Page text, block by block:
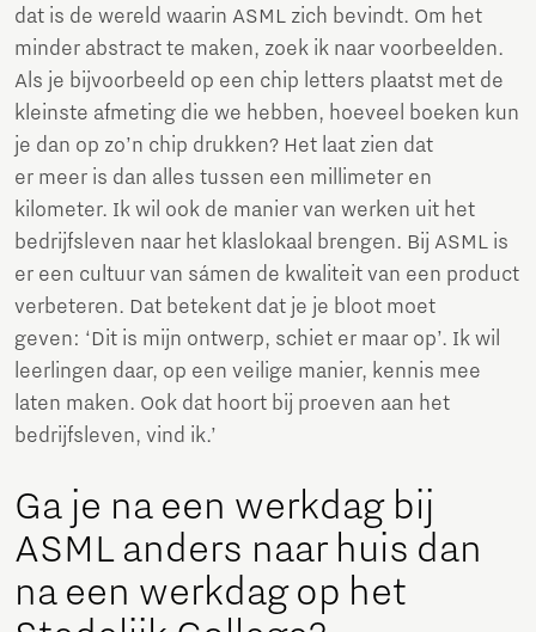
dat is de wereld waarin ASML zich bevindt. Om het
minder abstract te maken, zoek ik naar voorbeelden.
Als je bijvoorbeeld op een chip letters plaatst met de
kleinste afmeting die we hebben, hoeveel boeken kun
je dan op zo’n chip drukken? Het laat zien dat
er meer is dan alles tussen een millimeter en
kilometer. Ik wil ook de manier van werken uit het
bedrijfsleven naar het klaslokaal brengen. Bij ASML is
er een cultuur van sámen de kwaliteit van een product
verbeteren. Dat betekent dat je je bloot moet
geven: ‘Dit is mijn ontwerp, schiet er maar op’. Ik wil
leerlingen daar, op een veilige manier, kennis mee
laten maken. Ook dat hoort bij proeven aan het
bedrijfsleven, vind ik.’
Ga je na een werkdag bij
ASML anders naar huis dan
na een werkdag op het